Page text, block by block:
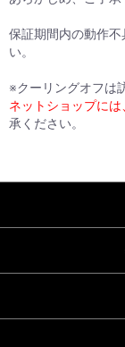
保証期間内の動作不
い。
※クーリングオフは
ネットショップには
承ください。